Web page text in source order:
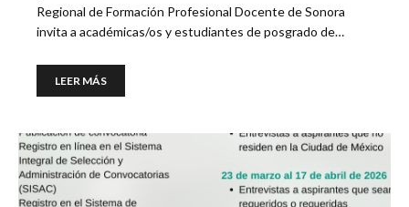
Regional de Formación Profesional Docente de Sonora
invita a académicas/os y estudiantes de posgrado de…
LEER MÁS